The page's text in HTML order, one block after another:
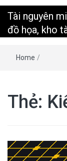
Tài nguyên
đồ họa, kho
Home /
Thẻ: